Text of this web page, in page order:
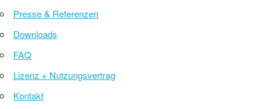
Presse & Referenzen
Downloads
FAQ
Lizenz + Nutzungsvertrag
Kontakt